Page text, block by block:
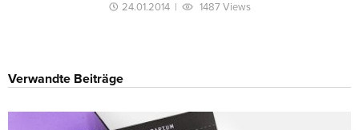
24.01.2014 | 1487 Views
Verwandte Beiträge